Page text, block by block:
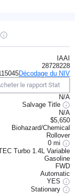
IAAI
28728228
Décodage du NIV
le rapport Stat
N/A
Salvage Title
N/A
$5,650
Biohazard/Chemical
Rollover
0 mi
Turbo 1.4L Variable
Gasoline
FWD
Automatic
YES
Stationary